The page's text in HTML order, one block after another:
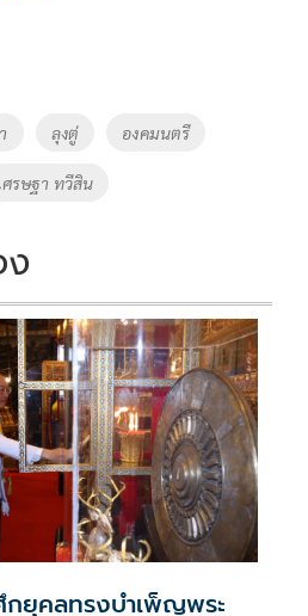
ลุงตู่ องคมนตรี
ศรษฐา ทวีสิน
กยุคลทรงบำเพ็ญพระ